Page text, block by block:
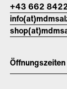
+43 662
Öffnungszeiten